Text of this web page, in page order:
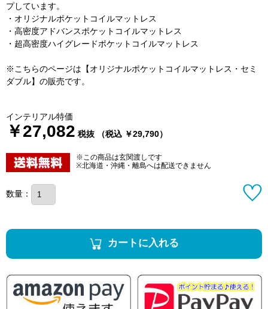
プしています。
・オリジナルポケットコイルマットレス
・高密度アドバンスポケットコイルマットレス
・超高密度ハイグレードポケットコイルマットレス
※こちらのページは【オリジナルポケットコイルマットレス・セミ
ダブル】の販売です。
インテリアル特価
￥27,082 税抜 （税込 ￥29,790）
※この商品は玄関渡しです
※北海道・沖縄・離島へは配送できません
数量：
カートに入れる